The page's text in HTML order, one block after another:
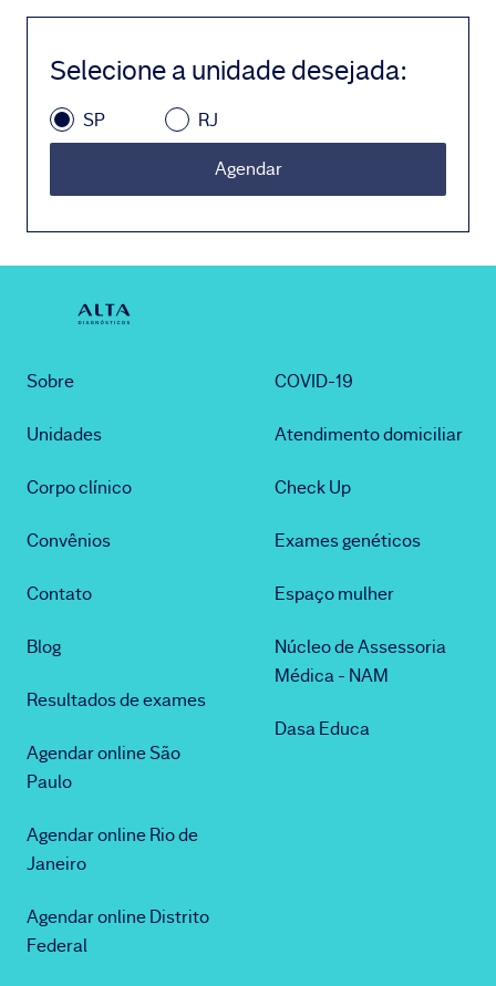
Selecione a unidade desejada:
SP RJ
Agendar
Sobre
Unidades
Corpo clínico
Convênios
Contato
Blog
Resultados de exames
Agendar online São
Paulo
Agendar online Rio de
Janeiro
Agendar online Distrito
Federal
COVID-19
Atendimento domiciliar
Check Up
Exames genéticos
Espaço mulher
Núcleo de Assessoria
Médica - NAM
Dasa Educa